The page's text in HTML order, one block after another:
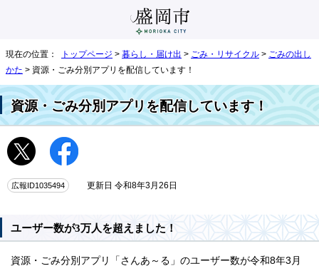
現在の位置： トップページ > 暮らし・届け出 > ごみ・リサイクル > ごみの出し
かた > 資源・ごみ分別アプリを配信しています！
資源・ごみ分別アプリを配信しています！
広報ID1035494 更新日 令和8年3月26日
ユーザー数が3万人を超えました！
資源・ごみ分別アプリ「さんあ～る」のユーザー数が令和8年3月